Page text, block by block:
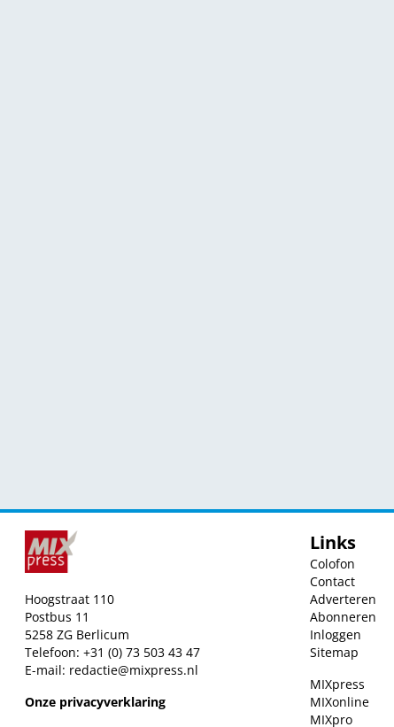
Hoogstraat 110
Postbus 11
5258 ZG Berlicum
Telefoon: +31 (0) 73 503 43 47
E-mail: redactie@mixpress.nl
Onze privacyverklaring
Links
Colofon
Contact
Adverteren
Abonneren
Inloggen
Sitemap
MIXpress
MIXonline
MIXpro